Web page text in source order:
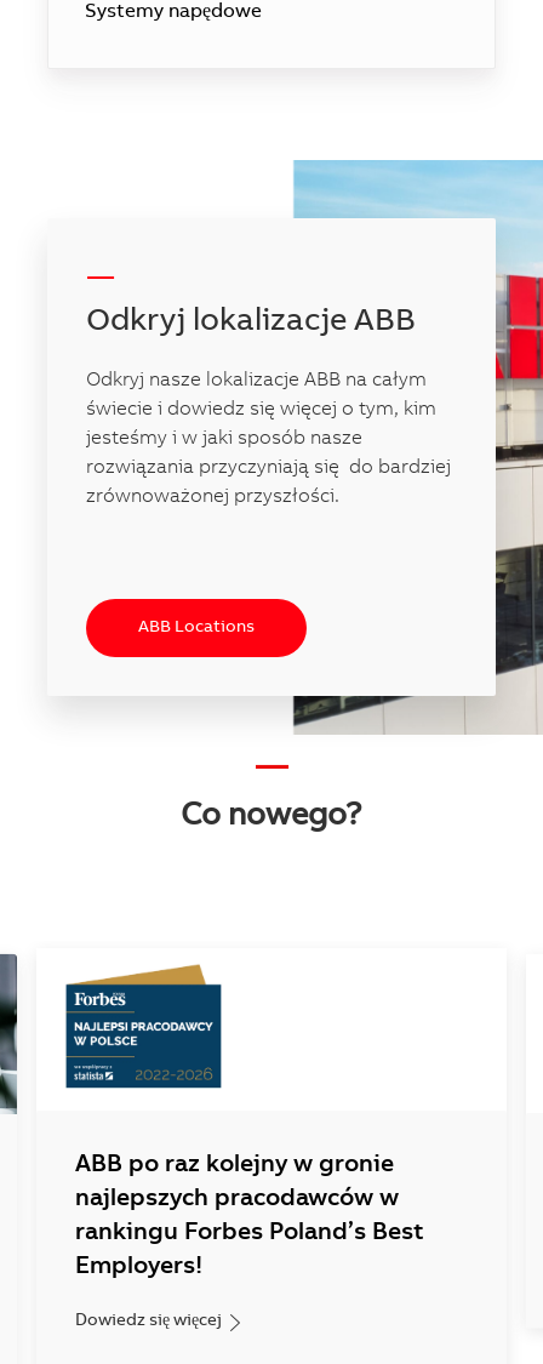
Systemy napędowe
-----
Odkryj lokalizacje ABB
Odkryj nasze lokalizacje ABB na całym
świecie i dowiedz się więcej o tym, kim
jesteśmy i w jaki sposób nasze
rozwiązania przyczyniają się do bardziej
zrównoważonej przyszłości.
ABB Locations
—
Co nowego?​​​​​​​
ABB po raz kolejny w gronie
najlepszych pracodawców w
rankingu Forbes Poland’s Best
Employers!
Dowiedz się więcej